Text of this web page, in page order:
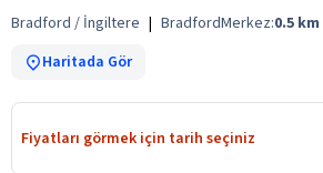
Bradford / İngiltere | BradfordMerkez:0.5 km
Haritada Gör
Fiyatları görmek için tarih seçiniz